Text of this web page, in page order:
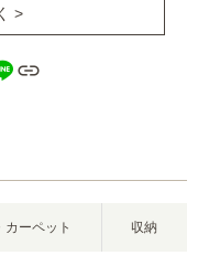
カーペット 収納
>